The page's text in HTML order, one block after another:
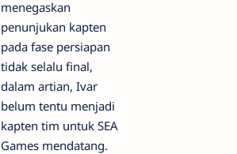
menegaskan
penunjukan kapten
pada fase persiapan
tidak selalu final,
dalam artian, Ivar
belum tentu menjadi
kapten tim untuk SEA
Games mendatang.